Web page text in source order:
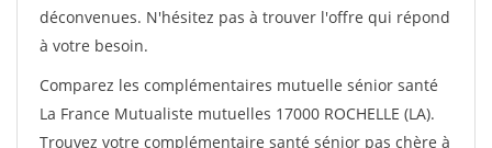
déconvenues. N'hésitez pas à trouver l'offre qui répond
à votre besoin.
Comparez les complémentaires mutuelle sénior santé
La France Mutualiste mutuelles 17000 ROCHELLE (LA).
Trouvez votre complémentaire santé sénior pas chère à